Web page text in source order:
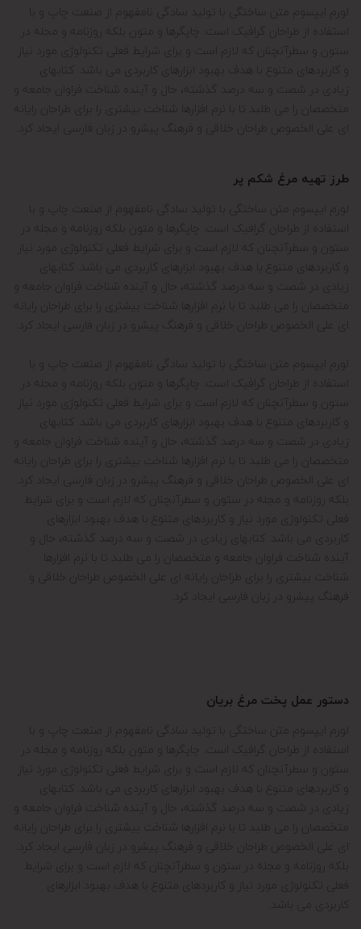
لورم ایپسوم متن ساختگی با تولید سادگی نامفهوم از صنعت چاپ و با
استفاده از طراحان گرافیک است. چاپگرها و متون بلکه روزنامه و مجله در
ستون و سطرآنچنان که لازم است و برای شرایط فعلی تکنولوژی مورد نیاز
و کاربردهای متنوع با هدف بهبود ابزارهای کاربردی می باشد. کتابهای
زیادی در شصت و سه درصد گذشته، حال و آینده شناخت فراوان جامعه و
متخصصان را می طلبد تا با نرم افزارها شناخت بیشتری را برای طراحان رایانه
ای علی الخصوص طراحان خلاقی و فرهنگ پیشرو در زبان فارسی ایجاد کرد.
طرز تهیه مرغ شکم پر
لورم ایپسوم متن ساختگی با تولید سادگی نامفهوم از صنعت چاپ و با
استفاده از طراحان گرافیک است. چاپگرها و متون بلکه روزنامه و مجله در
ستون و سطرآنچنان که لازم است و برای شرایط فعلی تکنولوژی مورد نیاز
و کاربردهای متنوع با هدف بهبود ابزارهای کاربردی می باشد. کتابهای
زیادی در شصت و سه درصد گذشته، حال و آینده شناخت فراوان جامعه و
متخصصان را می طلبد تا با نرم افزارها شناخت بیشتری را برای طراحان رایانه
ای علی الخصوص طراحان خلاقی و فرهنگ پیشرو در زبان فارسی ایجاد کرد.
لورم ایپسوم متن ساختگی با تولید سادگی نامفهوم از صنعت چاپ و با
استفاده از طراحان گرافیک است. چاپگرها و متون بلکه روزنامه و مجله در
ستون و سطرآنچنان که لازم است و برای شرایط فعلی تکنولوژی مورد نیاز
و کاربردهای متنوع با هدف بهبود ابزارهای کاربردی می باشد. کتابهای
زیادی در شصت و سه درصد گذشته، حال و آینده شناخت فراوان جامعه و
متخصصان را می طلبد تا با نرم افزارها شناخت بیشتری را برای طراحان رایانه
ای علی الخصوص طراحان خلاقی و فرهنگ پیشرو در زبان فارسی ایجاد کرد.
بلکه روزنامه و مجله در ستون و سطرآنچنان که لازم است و برای شرایط
فعلی تکنولوژی مورد نیاز و کاربردهای متنوع با هدف بهبود ابزارهای
کاربردی می باشد. کتابهای زیادی در شصت و سه درصد گذشته، حال و
آینده شناخت فراوان جامعه و متخصصان را می طلبد تا با نرم افزارها
شناخت بیشتری را برای طراحان رایانه ای علی الخصوص طراحان خلاقی و
فرهنگ پیشرو در زبان فارسی ایجاد کرد.
دستور عمل پخت مرغ بریان
لورم ایپسوم متن ساختگی با تولید سادگی نامفهوم از صنعت چاپ و با
استفاده از طراحان گرافیک است. چاپگرها و متون بلکه روزنامه و مجله در
ستون و سطرآنچنان که لازم است و برای شرایط فعلی تکنولوژی مورد نیاز
و کاربردهای متنوع با هدف بهبود ابزارهای کاربردی می باشد. کتابهای
زیادی در شصت و سه درصد گذشته، حال و آینده شناخت فراوان جامعه و
متخصصان را می طلبد تا با نرم افزارها شناخت بیشتری را برای طراحان رایانه
ای علی الخصوص طراحان خلاقی و فرهنگ پیشرو در زبان فارسی ایجاد کرد.
بلکه روزنامه و مجله در ستون و سطرآنچنان که لازم است و برای شرایط
فعلی تکنولوژی مورد نیاز و کاربردهای متنوع با هدف بهبود ابزارهای
کاربردی می باشد.